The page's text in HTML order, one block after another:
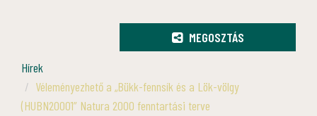
MEGOSZTÁS
Hírek
Véleményezhető a „Bükk-fennsík és a Lök-völgy
(HUBN20001” Natura 2000 fenntartási terve